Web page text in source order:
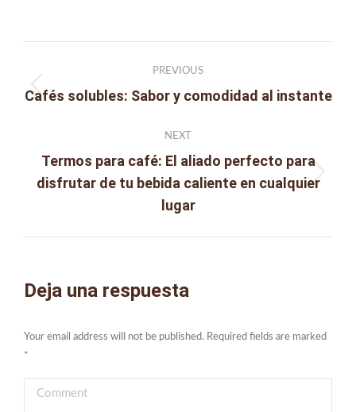
navigation
PREVIOUS
Previous
Cafés solubles: Sabor y comodidad al instante
NEXT
Next
post:
Termos para café: El aliado perfecto para
disfrutar de tu bebida caliente en cualquier
lugar
Deja una respuesta
Your email address will not be published. Required fields are marked
*
Comment